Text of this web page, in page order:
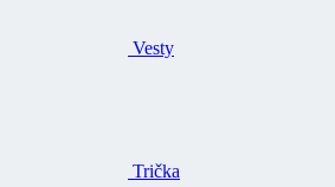
Vesty
Trička